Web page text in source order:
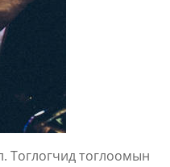
Тоглогчид тоглоомын